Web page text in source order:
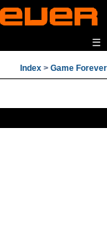
☰
Index > Game Forever